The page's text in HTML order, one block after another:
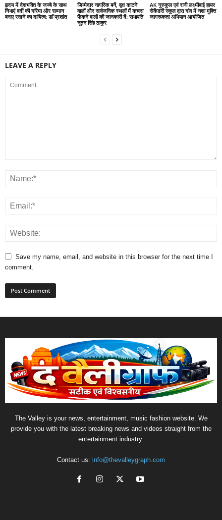
हृदय में देशभक्ति के जज्बे के साथ
निभाएं वर्दी की गरिमा और सम्मान
बनाए रखने का दायित्व: डाॅ प्रशांत
जिम्मेदार नागरिक बनें, वृक्ष काटने
वालों और सार्वजनिक स्थलों में कचरा
फेंकने वालों की जानकारी दें: सभापति
नूतन सिंह ठाकुर
AK गुरुकुल एवं रानी लक्ष्मीबाई हायर
सेकेंडरी स्कूल द्वारा गांव में नशा मुक्ति
जागरूकता अभियान आयोजित
LEAVE A REPLY
Save my name, email, and website in this browser for the next time I
comment.
The Valley is your news, entertainment, music fashion website. We
provide you with the latest breaking news and videos straight from the
entertainment industry.
Contact us: info@thevalleygraph.com